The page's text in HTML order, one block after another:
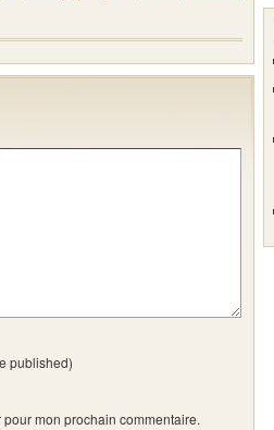
published)
mon prochain commentaire.